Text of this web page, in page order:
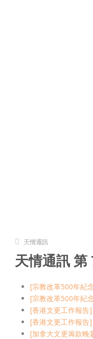
天情通訊
天情通訊
[宗教改革500年紀
[宗教改革500年紀
[香港文更工作報告
[香港文更工作報告
[加拿大文更籌款